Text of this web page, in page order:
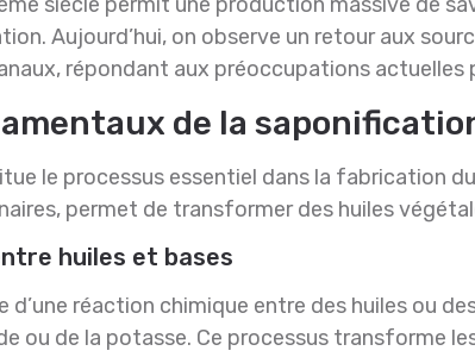
Aujourd’hui, on observe un retour aux
répondant aux préoccupations actuelles
de la
le processus essentiel dans la fabrication
permet de transformer des huiles
huiles et bases
d’une réaction chimique entre des huiles ou
ou de la potasse. Ce processus transforme